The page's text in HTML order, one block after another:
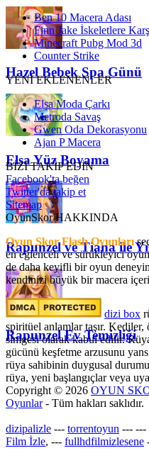
Hazel Bebek Spa Günü
Elsa Yüz Boyama
Rapunzel ve Tiana ile
Rapunzel Ev Temizliği
Ben 10 Macera Adası
Finn Jake İskeletlere
Minecraft Pubg Mod 3d
Counter Strike
YENİ EKLENENLER
Elsa Moda Çarkı
Metroda Savaş
Gwen Oda Dekorasyonu
Ajan P Macera
BİZİ TAKİP EDİN
Facebook'ta beğen
Twitter'da takip et
Sitemap
OyunSkor HAKKINDA
Oyun Skor Flash Oyunları
en eğlenceli ve sürükleyici
de daha keyifli bir oyun
kendinizi büyük bir macera
dizi box
spiritüel anlamlar taşır. Kediler,
simgesi olarak kabul edilir.
gücünü keşfetme arzusunu
rüya sahibinin duygusal
rüya, yeni başlangıçlar veya
Copyright © 2026 OYUN
Oyunlar- Tüm hakları saklıdır.
dizipalizle --- torrentoyun --- ---
Film İzle, --- fullhdfilmizlesene